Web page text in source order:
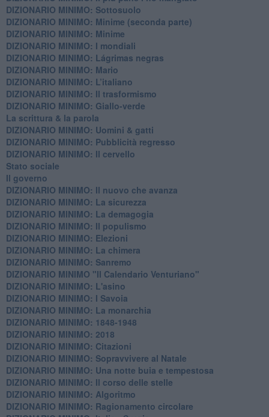
DIZIONARIO MINIMO: Sottosuolo
DIZIONARIO MINIMO: Minime (seconda parte)
DIZIONARIO MINIMO: Minime
DIZIONARIO MINIMO: ​I mondiali
DIZIONARIO MINIMO: ​Lágrimas negras
DIZIONARIO MINIMO: Mario
DIZIONARIO MINIMO: L’italiano
DIZIONARIO MINIMO: Il trasformismo
DIZIONARIO MINIMO: Giallo-verde
La scrittura & la parola
​DIZIONARIO MINIMO: Uomini & gatti
DIZIONARIO MINIMO: ​Pubblicità regresso
DIZIONARIO MINIMO: Il cervello
Stato sociale
Il governo
DIZIONARIO MINIMO: Il nuovo che avanza
DIZIONARIO MINIMO: La sicurezza
DIZIONARIO MINIMO: La demagogia
DIZIONARIO MINIMO: Il populismo
DIZIONARIO MINIMO: Elezioni
DIZIONARIO MINIMO: La chimera
DIZIONARIO MINIMO: Sanremo
DIZIONARIO MINIMO "Il Calendario Venturiano"
DIZIONARIO MINIMO: L'asino
DIZIONARIO MINIMO: I Savoia
DIZIONARIO MINIMO: La monarchia
DIZIONARIO MINIMO: 1848-1948
DIZIONARIO MINIMO: 2018
DIZIONARIO MINIMO: Citazioni
DIZIONARIO MINIMO: ​Sopravvivere al Natale
DIZIONARIO MINIMO: ​Una notte buia e tempestosa
DIZIONARIO MINIMO: Il corso delle stelle
DIZIONARIO MINIMO: Algoritmo
DIZIONARIO MINIMO: Ragionamento circolare